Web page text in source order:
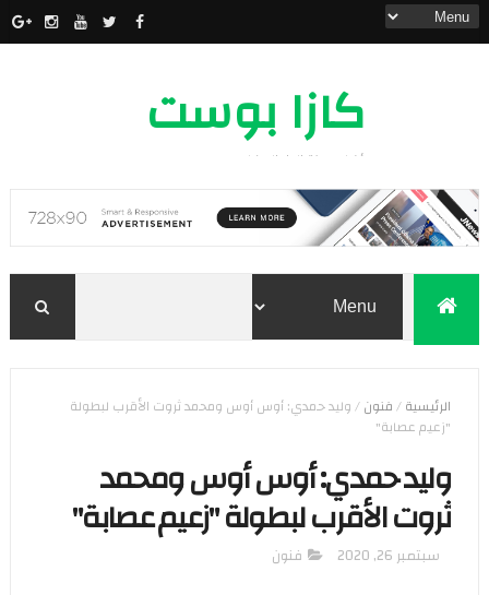
كازا بوست
أخبار مدينة الدار البيضاء
الرئيسية/فنون/وليد حمدي: أوس أوس ومحمد ثروت الأقرب لبطولة
"زعيم عصابة"
وليد حمدي: أوس أوس ومحمد
ثروت الأقرب لبطولة "زعيم عصابة"
سبتمبر 26, 2020 فنون